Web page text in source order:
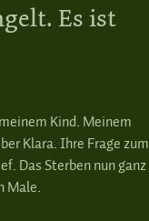
Es ist
Kind. Meinem
Klara. Ihre Frage zum
Das Sterben nun ganz
Male.